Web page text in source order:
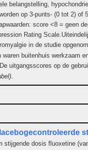
belangstelling,
op 3-punts- (0 tot 2) of
score <8 = geen
Rating
in de studie
buitenhuis werkzaam
uitgangsscores op de
.
stijgende dosis fluoxetine